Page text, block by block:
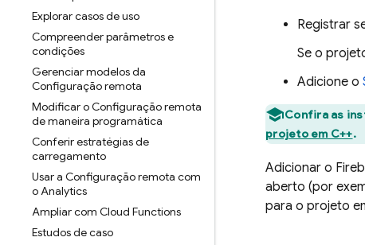
Explorar casos de uso
Compreender parâmetros e
condições
Gerenciar modelos da
Configuração remota
Modificar o Configuração remota
de maneira programática
Conferir estratégias de
carregamento
Usar a Configuração remota com
o Analytics
Ampliar com Cloud Functions
Estudos de caso
Registrar
Se o
Adicione o
Confira as
projeto em C++.
Adicionar o
aberto (por
para o projeto